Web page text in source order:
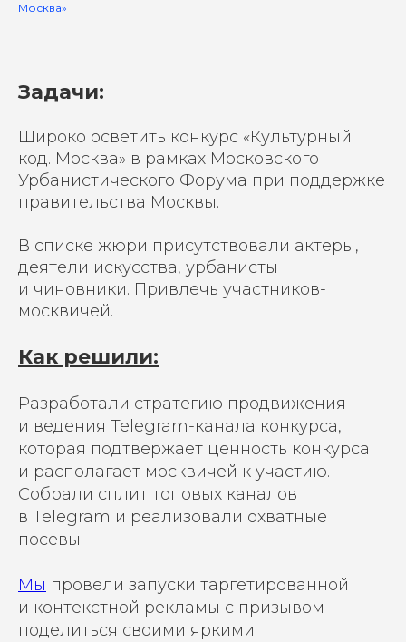
Москва»
Задачи:
Широко осветить конкурс «Культурный
код. Москва» в рамках Московского
Урбанистического Форума при поддержке
правительства Москвы.
В списке жюри присутствовали актеры,
деятели искусства, урбанисты
и чиновники. Привлечь участников-
москвичей.
Как решили:
Разработали стратегию продвижения
и ведения Telegram-канала конкурса,
которая подтвержает ценность конкурса
и располагает москвичей к участию.
Собрали сплит топовых каналов
в Telegram и реализовали охватные
посевы.
Мы провели запуски таргетированной
и контекстной рекламы с призывом
поделиться своими яркими